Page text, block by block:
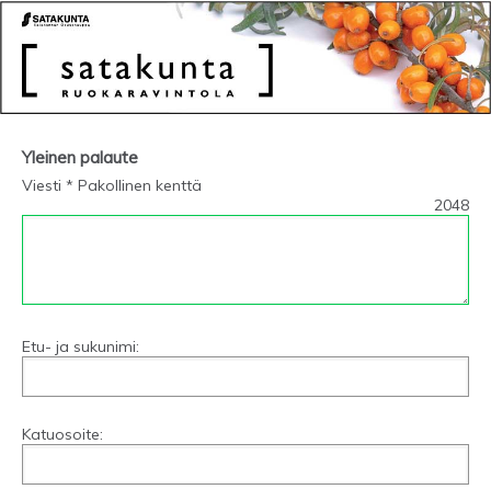
Yleinen palaute
Viesti * Pakollinen kenttä
2048
Etu- ja sukunimi:
Katuosoite: